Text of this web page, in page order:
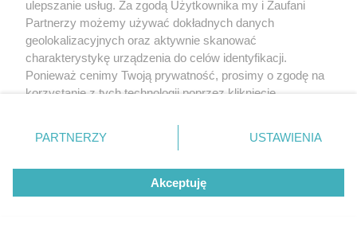
ulepszanie usług. Za zgodą Użytkownika my i Zaufani
Partnerzy możemy używać dokładnych danych
geolokalizacyjnych oraz aktywnie skanować
charakterystykę urządzenia do celów identyfikacji.
Ponieważ cenimy Twoją prywatność, prosimy o zgodę na
korzystanie z tych technologii poprzez kliknięcie
zmienić/wycofać klikając przycisk ustawień prywatności
znajdujący się w lewym dolnym rogu strony
rodzaje przetwarzania danych nie wymagają zgody
użytkownika, ale masz prawo sprzeciwić się takiemu
przetwarzaniu. Preferencje będą miały zastosowanie tylko
PARTNERZY USTAWIENIA
Akceptuję